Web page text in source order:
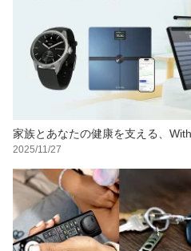
家族とあなたの健康を支える、
2025/11/27